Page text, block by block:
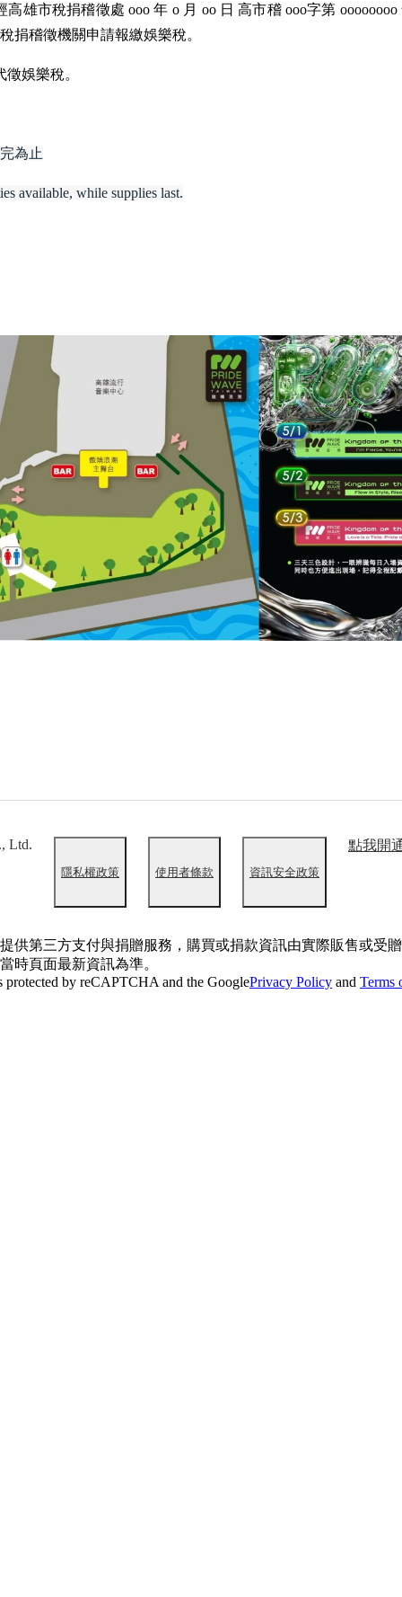
雄市稅捐稽徵處 ooo 年 o 月 oo 日 高市稽 ooo字第
捐稽徵機關申請報繳娛樂稅。
娛樂稅。
為止
available, while supplies last.
Ltd.
隱私權政策 使用者條款 資訊安全政策
點我開
供第三方支付與捐贈服務，購買或捐款資訊由實際販售或受
時頁面最新資訊為準。
protected by reCAPTCHA and the GooglePrivacy Policy and Terms